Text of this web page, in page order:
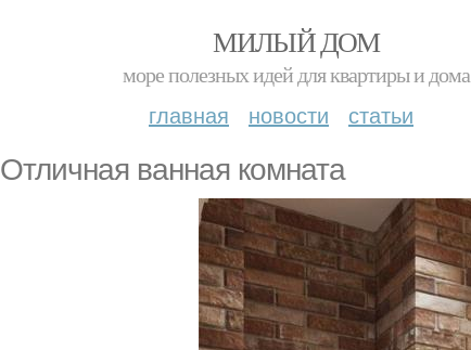
МИЛЫЙ ДОМ
море полезных идей для квартиры и дома
главная новости статьи
Отличная ванная комната